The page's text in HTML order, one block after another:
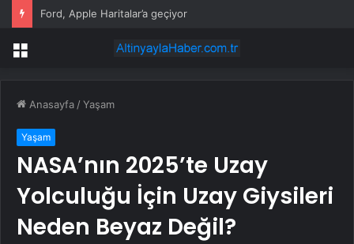
Ford, Apple Haritalar’a geçiyor
Menü
Anasayfa /Yaşam
Yaşam
NASA’nın 2025’te Uzay
Yolculuğu İçin Uzay Giysileri
Neden Beyaz Değil?